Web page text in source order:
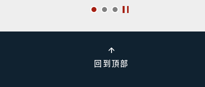
回到頂部